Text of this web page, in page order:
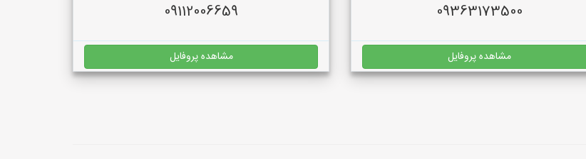
09363173500
مشاهده پروفایل
09112006659
مشاهده پروفایل